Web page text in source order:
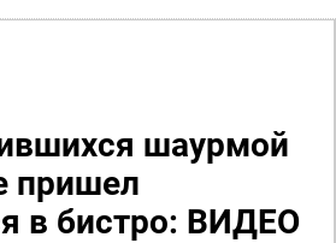
шаурмой
пришел
в бистро: ВИДЕО